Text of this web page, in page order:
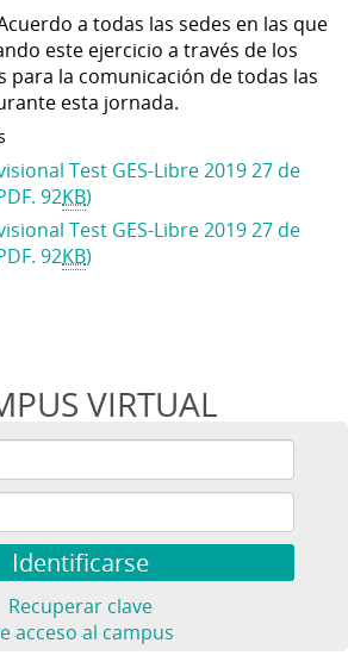
a todas las sedes en las que
este ejercicio a través de los
para la comunicación de todas las
esta jornada.
Test GES-Libre 2019 27 de
92KB)
Test GES-Libre 2019 27 de
92KB)
VIRTUAL
Recuperar clave
acceso al campus